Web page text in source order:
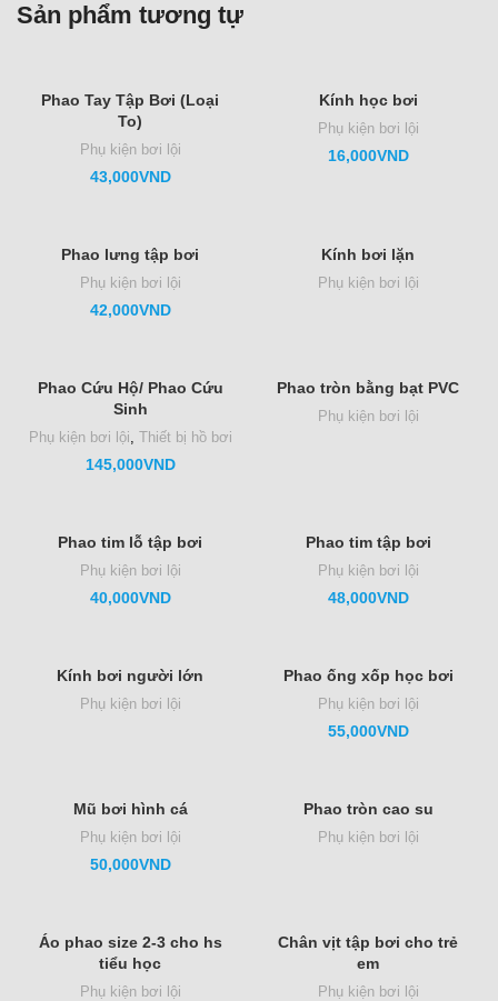
Sản phẩm tương tự
Phao Tay Tập Bơi (Loại
To)
Phụ kiện bơi lội
43,000VND
Kính học bơi
Phụ kiện bơi lội
16,000VND
Phao lưng tập bơi
Phụ kiện bơi lội
42,000VND
Kính bơi lặn
Phụ kiện bơi lội
Phao Cứu Hộ/ Phao Cứu
Sinh
Phụ kiện bơi lội, Thiết bị hồ bơi
145,000VND
Phao tròn bằng bạt PVC
Phụ kiện bơi lội
Phao tim lỗ tập bơi
Phụ kiện bơi lội
40,000VND
Phao tim tập bơi
Phụ kiện bơi lội
48,000VND
Kính bơi người lớn
Phụ kiện bơi lội
Phao ống xốp học bơi
Phụ kiện bơi lội
55,000VND
Mũ bơi hình cá
Phụ kiện bơi lội
50,000VND
Phao tròn cao su
Phụ kiện bơi lội
Áo phao size 2-3 cho hs
tiểu học
Phụ kiện bơi lội
Chân vịt tập bơi cho trẻ
em
Phụ kiện bơi lội